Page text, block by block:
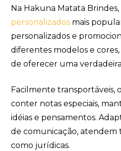
Na Hakuna Matata Brindes,
personalizados mais
personalizados e
diferentes modelos e
de oferecer uma
Facilmente transportáveis,
conter notas especiais,
idéias e pensamentos.
de comunicação, atendem
como jurídicas.